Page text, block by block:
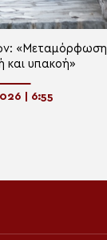
«Μεταμόρφωση
και υπακοή»
| 6:55